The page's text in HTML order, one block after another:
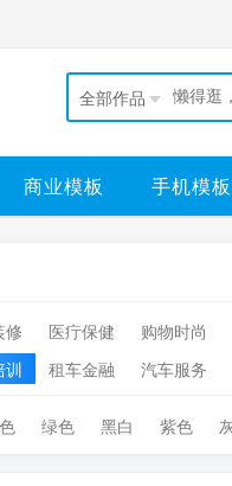
全部作品
商业模板 手机模板
修 医疔保健 购物时尚
训 租车金融 汽车服务
绿色 黑白 紫色